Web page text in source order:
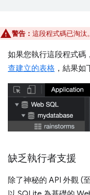
警告： 這段程式碼已淘汰
如果您執行這段程式碼
查建立的表格 ，結果如
缺乏執行者支援
除了神秘的 API 外觀 (